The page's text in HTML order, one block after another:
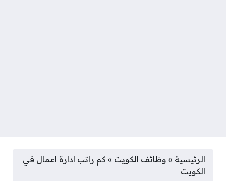
الرئيسية » وظائف الكويت » كم راتب ادارة اعمال في
الكويت